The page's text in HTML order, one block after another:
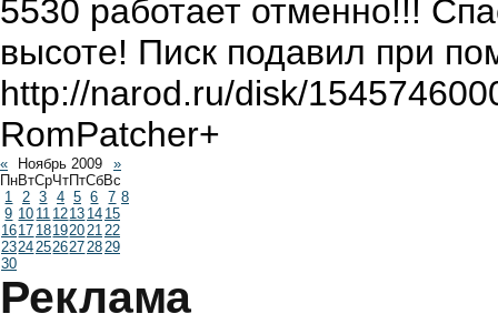
5530 работает отменно!!!
высоте! Писк подавил при
http://narod.ru/disk/
RomPatcher+
« Ноябрь 2009
»
ПнВтСрЧтПтСбВс
1 2 3 4 5 6 7 8
9 10 11 1213 14 15
1617 1819202122
23242526272829
30
Реклама